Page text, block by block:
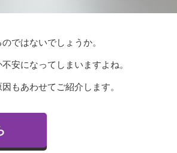
ではないでしょうか。
安になってしまいますよね。
もあわせてご紹介します。